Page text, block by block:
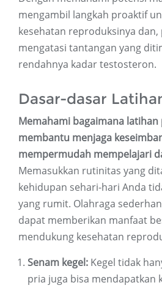
mengambil langkah proaktif
kesehatan reproduksinya dan,
mengatasi tantangan yang
rendahnya kadar testosteron.
Dasar-dasar
Memahami bagaimana latihan
membantu menjaga
mempermudah mempelajari
Memasukkan rutinitas yang
kehidupan sehari-hari Anda
yang rumit. Olahraga
dapat memberikan manfaat
mendukung kesehatan
Senam kegel: Kegel tidak
pria juga bisa mendapatkan